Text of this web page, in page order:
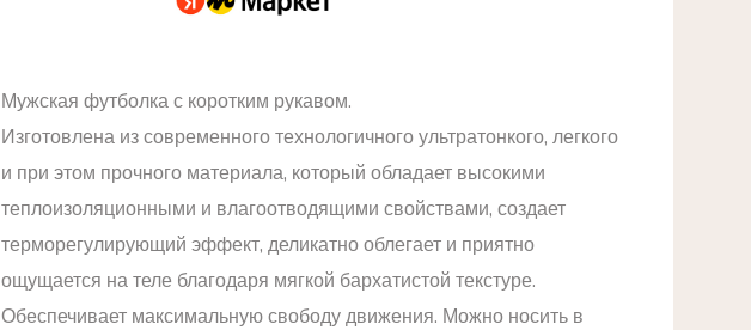
Мужская футболка с коротким рукавом.
Изготовлена из современного технологичного ультратонкого, легкого
и при этом прочного материала, который обладает высокими
теплоизоляционными и влагоотводящими свойствами, создает
терморегулирующий эффект, деликатно облегает и приятно
ощущается на теле благодаря мягкой бархатистой текстуре.
Обеспечивает максимальную свободу движения. Можно носить в